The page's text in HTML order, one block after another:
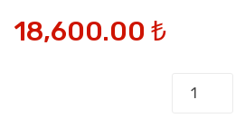
18,600.00 ₺
ARGO